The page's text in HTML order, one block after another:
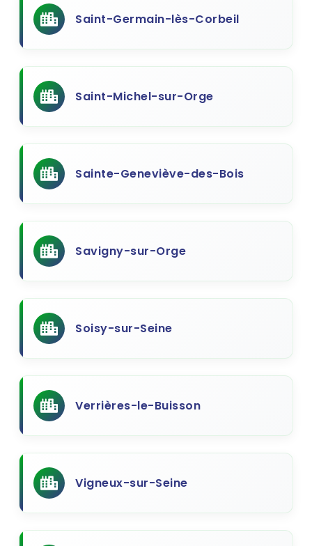
Saint-Germain-lès-Corbeil
Saint-Michel-sur-Orge
Sainte-Geneviève-des-Bois
Savigny-sur-Orge
Soisy-sur-Seine
Verrières-le-Buisson
Vigneux-sur-Seine